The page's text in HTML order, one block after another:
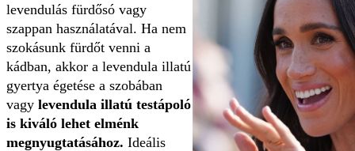
levendulás fürdősó vagy
szappan használatával. Ha nem
szokásunk fürdőt venni a
kádban, akkor a levendula illatú
gyertya égetése a szobában
vagy levendula illatú testápoló
is kiváló lehet elménk
megnyugtatásához. Ideális